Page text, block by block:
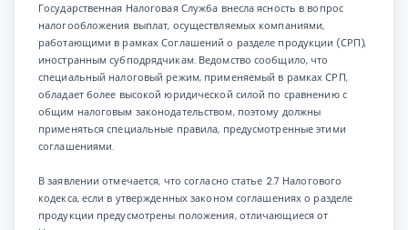
Государственная Налоговая Служба внесла ясность в вопрос
налогообложения выплат, осуществляемых компаниями,
работающими в рамках Соглашений о разделе продукции (СРП),
иностранным субподрядчикам. Ведомство сообщило, что
специальный налоговый режим, применяемый в рамках СРП,
обладает более высокой юридической силой по сравнению с
общим налоговым законодательством, поэтому должны
применяться специальные правила, предусмотренные этими
соглашениями.
В заявлении отмечается, что согласно статье 2.7 Налогового
кодекса, если в утвержденных законом соглашениях о разделе
продукции предусмотрены положения, отличающиеся от